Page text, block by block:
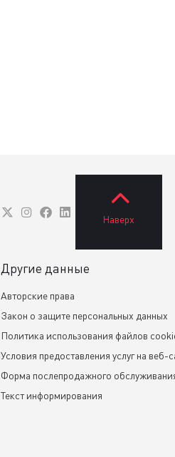
Наверх
Другие данные
Авторские права
Закон о защите персональных данных
Политика использования файлов
Условия предоставления услуг на веб-
Форма послепродажного
Текст информирования